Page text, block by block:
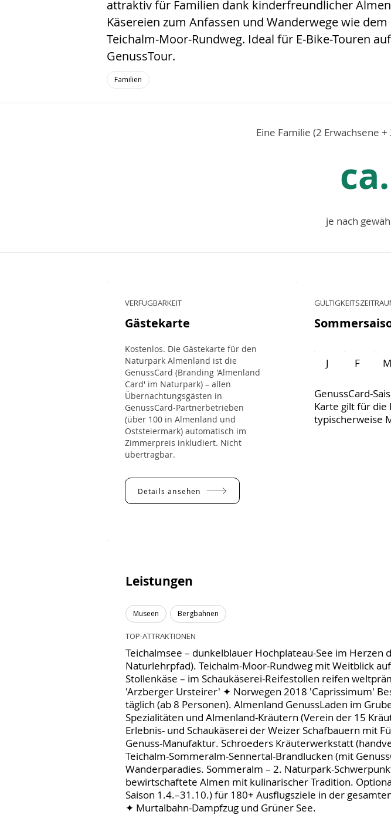
attraktiv für Familien dank kinderfreundlicher
Käsereien zum Anfassen und Wanderwege wie dem
Teichalm-Moor-Rundweg. Ideal für E-Bike-Touren
GenussTour.
Familien
Eine Familie (2 Erwachsene
je nach
VERFÜGBARKEIT
Gästekarte
Kostenlos. Die Gästekarte für den
Naturpark Almenland ist die
GenussCard (Branding 'Almenland
Card' im Naturpark) – allen
Übernachtungsgästen in
GenussCard-Partnerbetrieben
(über 100 in Almenland und
Oststeiermark) automatisch im
Zimmerpreis inkludiert. Nicht
übertragbar.
Details ansehen
J F M
GenussCard-
Karte gilt für die
typischerweise
Leistungen
Museen Bergbahnen
TOP-ATTRAKTIONEN
Teichalmsee – dunkelblauer Hochplateau-See im
Naturlehrpfad). Teichalm-Moor-Rundweg mit Weitblick
Stollenkäse – im Schaukäserei-Reifestollen reifen
'Arzberger Ursteirer' ✦ Norwegen 2018 'Caprissimum'
täglich (ab 8 Personen). Almenland GenussLaden im
Spezialitäten und Almenland-Kräutern (Verein der 15
Erlebnis- und Schaukäserei der Weizer Schafbauern mit
Genuss-Manufaktur. Schroeders Kräuterwerkstatt
Teichalm-Sommeralm-Sennertal-Brandlucken (mit
Wanderparadies. Sommeralm – 2. Naturpark-
bewirtschaftete Almen mit kulinarischer Tradition.
Saison 1.4.–31.10.) für 180+ Ausflugsziele in der
✦ Murtalbahn-Dampfzug und Grüner See.